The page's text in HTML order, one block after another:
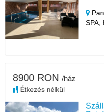
SPA,
8900 RON /ház
Étkezés nélkül